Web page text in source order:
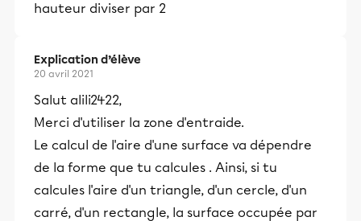
hauteur diviser par 2
Explication d’élève
20 avril 2021
Salut alili2422,
Merci d'utiliser la zone d'entraide.
Le calcul de l'aire d'une surface va dépendre
de la forme que tu calcules . Ainsi, si tu
calcules l'aire d'un triangle, d'un cercle, d'un
carré, d'un rectangle, la surface occupée par